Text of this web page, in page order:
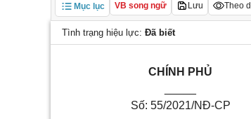
Mục lục VB song ngữ Lưu Theo
Tình trạng hiệu lực: Đã biết
CHÍNH PHỦ
Số: 55/2021/NĐ-CP